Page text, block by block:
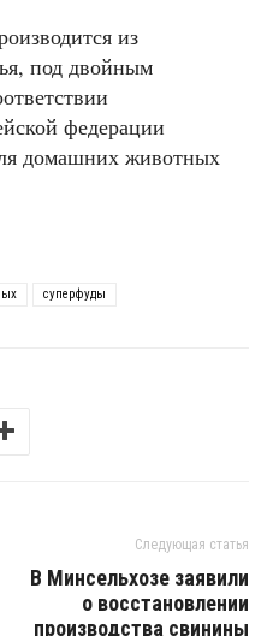
из
под двойным
федерации
домашних животных
суперфуды
Следующая статья
В Минсельхозе заявили
о восстановлении
производства свинины